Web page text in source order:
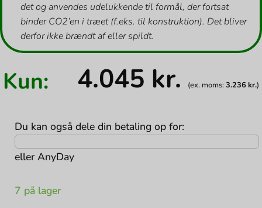
det og anvendes udelukkende til formål, der fortsat
binder CO2’en i træet (f.eks. til konstruktion). Det bliver
derfor ikke brændt af eller spildt.
Kun: 4.045 kr. (ex. moms:3.236 kr.)
Du kan også dele din betaling op for:
ellerAnyDay
7 på lager